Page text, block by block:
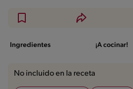
Ingredientes ¡A cocinar!
No incluido en la receta